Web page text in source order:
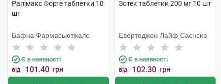
Рапімакс Форте таблетки 10
шт
Бафна Фармасьютікалс
Є в наявності
від 101.40 грн
Зотек таблетки 200 мг 10 шт
Евертоджен Лайф Саєнсиз
Є в наявності
від 102.30 грн